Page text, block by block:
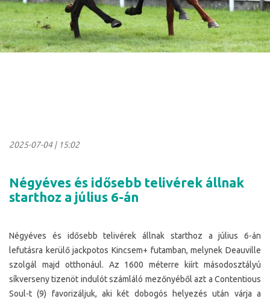
2025-07-04| 15:02
Négyéves és idősebb telivérek állnak
starthoz a július 6-án
Négyéves és idősebb telivérek állnak starthoz a július 6-án
lefutásra kerülő jackpotos Kincsem+ futamban, melynek Deauville
szolgál majd otthonául. Az 1600 méterre kiírt másodosztályú
síkverseny tizenöt indulót számláló mezőnyéből azt a Contentious
Soul-t (9) favorizáljuk, aki két dobogós helyezés után várja a